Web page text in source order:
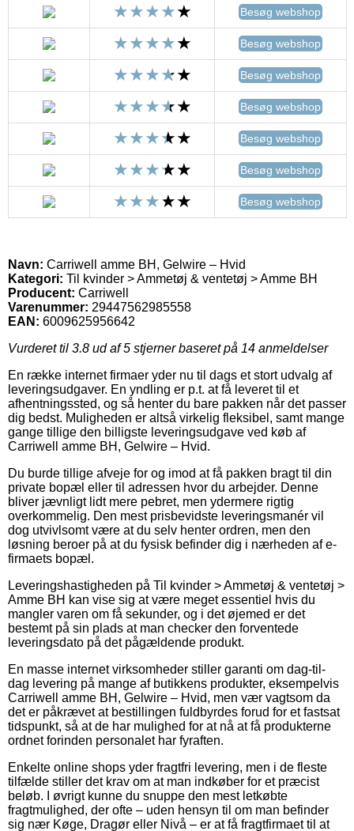
Besøg webshop
Besøg webshop
Besøg webshop
Besøg webshop
Besøg webshop
Besøg webshop
Besøg webshop
Navn: Carriwell amme BH, Gelwire – Hvid
Kategori: Til kvinder > Ammetøj & ventetøj > Amme BH
Producent: Carriwell
Varenummer: 29447562985558
EAN: 6009625956642
Vurderet til 3.8 ud af 5 stjerner baseret på 14 anmeldelser
En række internet firmaer yder nu til dags et stort udvalg af
leveringsudgaver. En yndling er p.t. at få leveret til et
afhentningssted, og så henter du bare pakken når det passer
dig bedst. Muligheden er altså virkelig fleksibel, samt mange
gange tillige den billigste leveringsudgave ved køb af
Carriwell amme BH, Gelwire – Hvid.
Du burde tillige afveje for og imod at få pakken bragt til din
private bopæl eller til adressen hvor du arbejder. Denne
bliver jævnligt lidt mere pebret, men ydermere rigtig
overkommelig. Den mest prisbevidste leveringsmanér vil
dog utvivlsomt være at du selv henter ordren, men den
løsning beroer på at du fysisk befinder dig i nærheden af e-
firmaets bopæl.
Leveringshastigheden på Til kvinder > Ammetøj & ventetøj >
Amme BH kan vise sig at være meget essentiel hvis du
mangler varen om få sekunder, og i det øjemed er det
bestemt på sin plads at man checker den forventede
leveringsdato på det pågældende produkt.
En masse internet virksomheder stiller garanti om dag-til-
dag levering på mange af butikkens produkter, eksempelvis
Carriwell amme BH, Gelwire – Hvid, men vær vagtsom da
det er påkrævet at bestillingen fuldbyrdes forud for et fastsat
tidspunkt, så at de har mulighed for at nå at få produkterne
ordnet forinden personalet har fyraften.
Enkelte online shops yder fragtfri levering, men i de fleste
tilfælde stiller det krav om at man indkøber for et præcist
beløb. I øvrigt kunne du snuppe den mest letkøbte
fragtmulighed, der ofte – uden hensyn til om man befinder
sig nær Køge, Dragør eller Nivå – er at få fragtfirmaet til at